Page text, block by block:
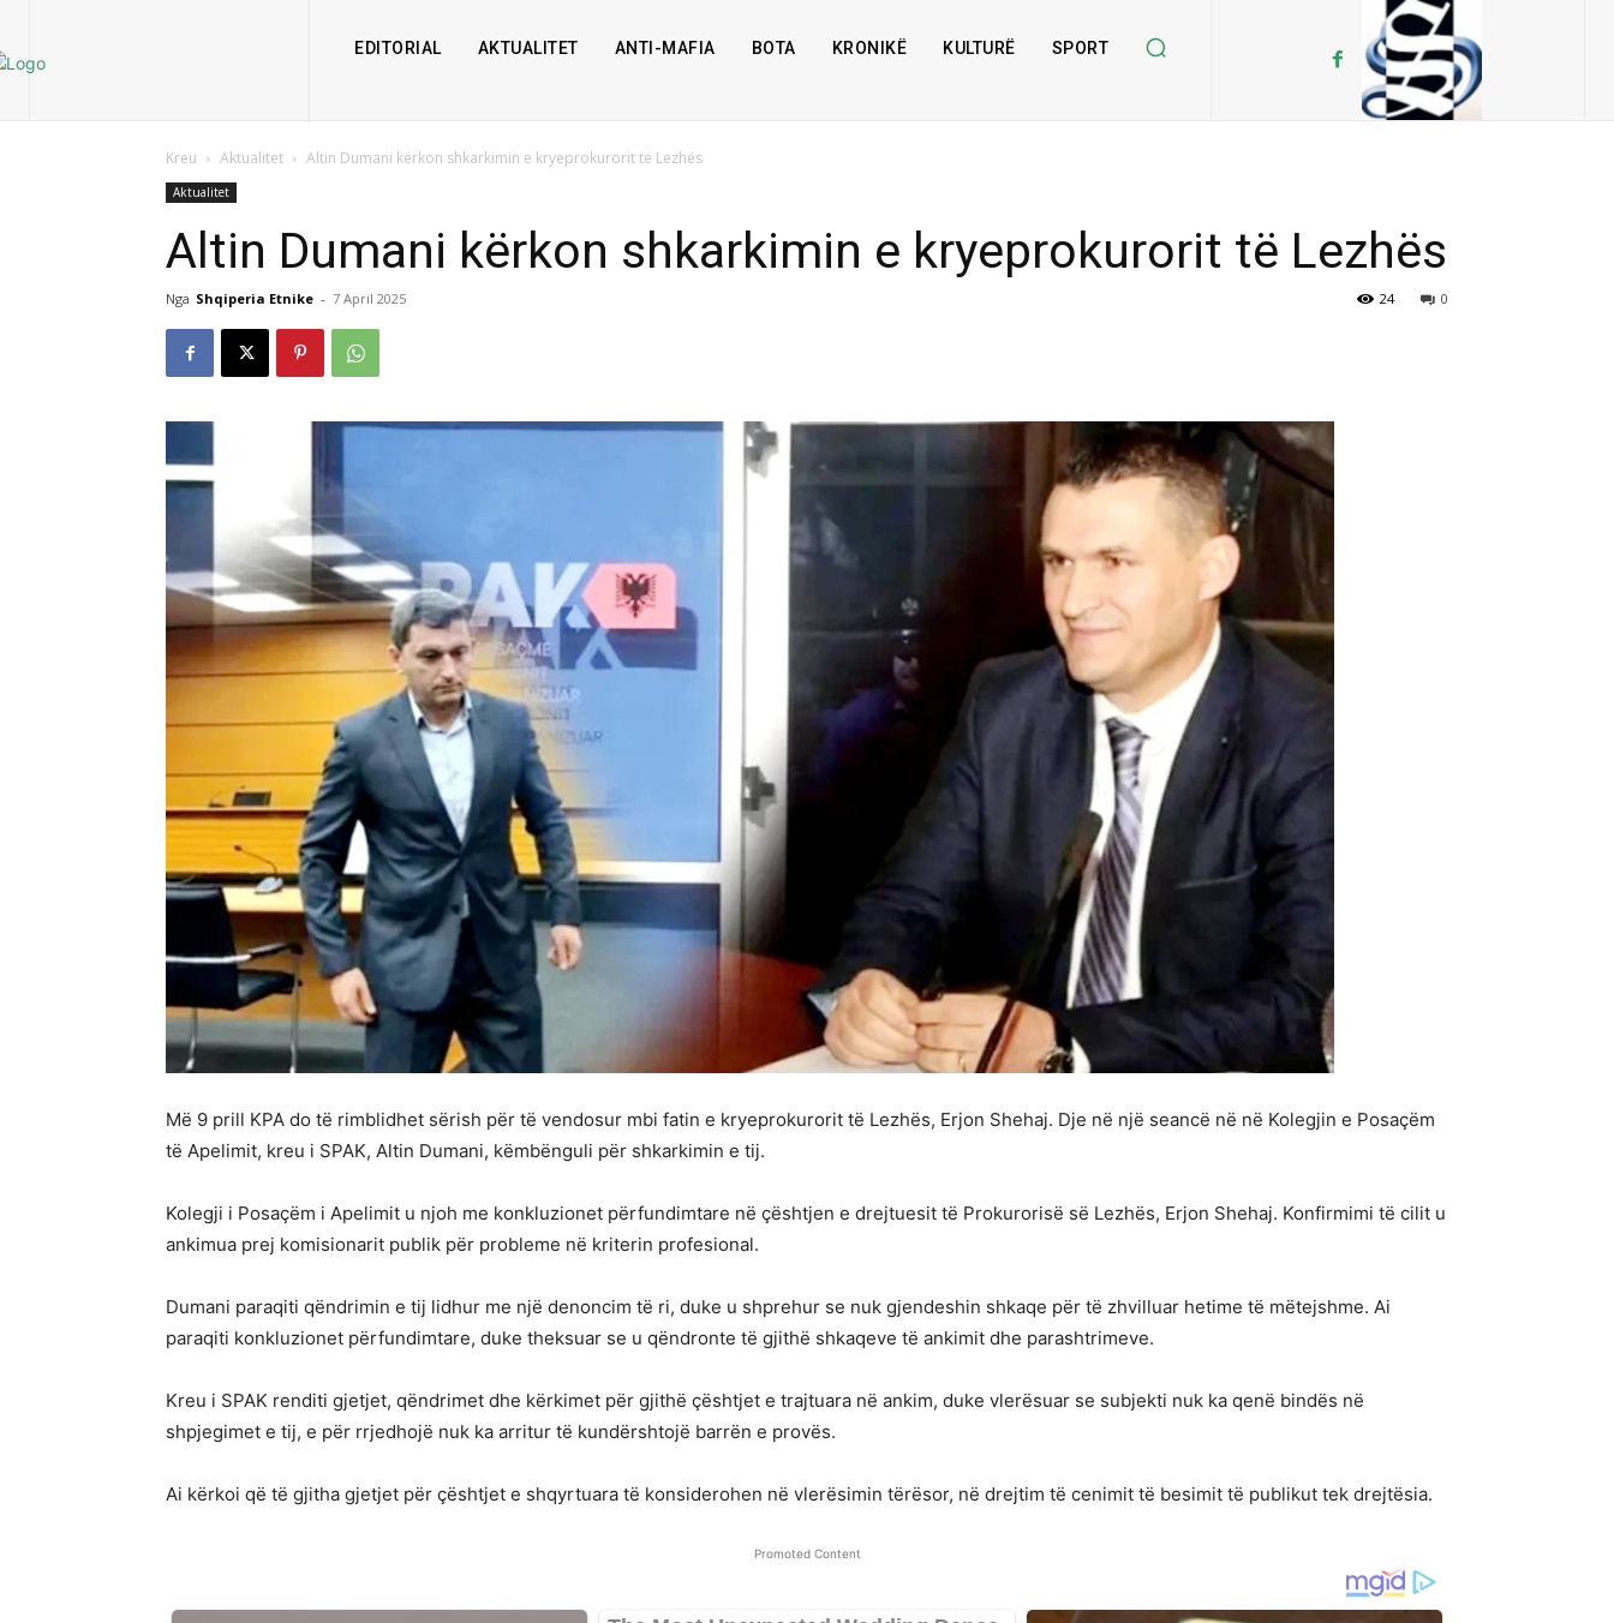
EDITORIAL AKTUALITET ANTI-MAFIA BOTA KRONIKË KULTURË SPORT
Kreu Aktualitet Altin Dumani kërkon shkarkimin e kryeprokurorit të Lezhës
Aktualitet
Altin Dumani kërkon shkarkimin e kryeprokurorit të Lezhës
Nga Shqiperia Etnike - 7 April 2025 0
24
Më 9 prill KPA do të rimblidhet sërish për të vendosur mbi fatin e kryeprokurorit të Lezhës, Erjon Shehaj. Dje në një seancë në në Kolegjin e Posaçëm
të Apelimit, kreu i SPAK, Altin Dumani, këmbënguli për shkarkimin e tij.
Kolegji i Posaçëm i Apelimit u njoh me konkluzionet përfundimtare në çështjen e drejtuesit të Prokurorisë së Lezhës, Erjon Shehaj. Konfirmimi të cilit u
ankimua prej komisionarit publik për probleme në kriterin profesional.
Dumani paraqiti qëndrimin e tij lidhur me një denoncim të ri, duke u shprehur se nuk gjendeshin shkaqe për të zhvilluar hetime të mëtejshme. Ai
paraqiti konkluzionet përfundimtare, duke theksuar se u qëndronte të gjithë shkaqeve të ankimit dhe parashtrimeve.
Kreu i SPAK renditi gjetjet, qëndrimet dhe kërkimet për gjithë çështjet e trajtuara në ankim, duke vlerësuar se subjekti nuk ka qenë bindës në
shpjegimet e tij, e për rrjedhojë nuk ka arritur të kundërshtojë barrën e provës.
Ai kërkoi që të gjitha gjetjet për çështjet e shqyrtuara të konsiderohen në vlerësimin tërësor, në drejtim të cenimit të besimit të publikut tek drejtësia.
Promoted Content